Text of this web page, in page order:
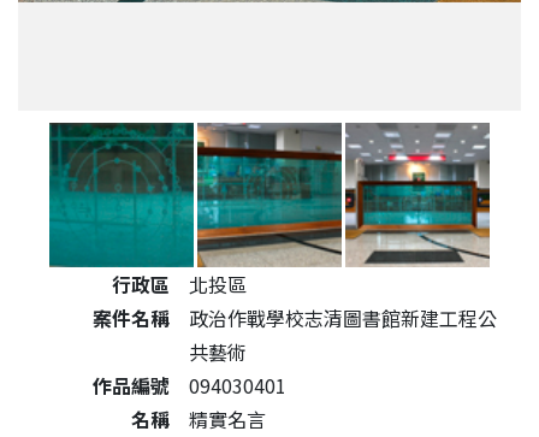
公共藝術作品詳細資料
行政區
北投區
案件名稱
政治作戰學校志清圖書館新建工程公
共藝術
作品編號
094030401
名稱
精實名言